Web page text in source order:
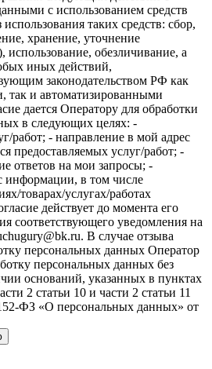
с использованием средств
таких средств: сбор,
хранение, уточнение
использование, обезличивание, а
иных действий,
законодательством РФ как
так и автоматизированными
дается Оператору для обработки
в следующих целях: -
работ; - направление в мой адрес
предоставляемых услуг/работ; -
ответов на мои запросы; -
информации, в том числе
товарах/услугах/работах
действует до момента его
соответствующего уведомления на
В случае отзыва
персональных данных Оператор
персональных данных без
оснований, указанных в пунктах
2 статьи 10 и части 2 статьи 11
ФЗ «О персональных данных» от